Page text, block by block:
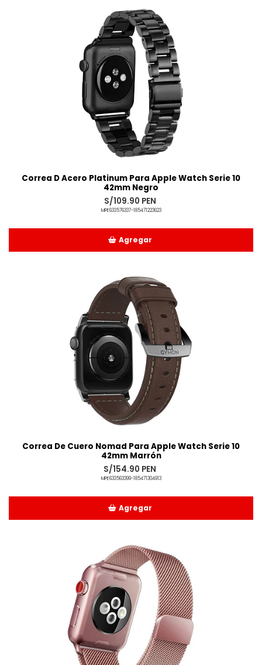
Correa D Acero Platinum Para Apple Watch Serie 10
42mm Negro
S/109.90 PEN
MPE633576337-185471223623
Agregar
Correa De Cuero Nomad Para Apple Watch Serie 10
42mm Marrón
S/154.90 PEN
MPE633563399-185471304913
Agregar